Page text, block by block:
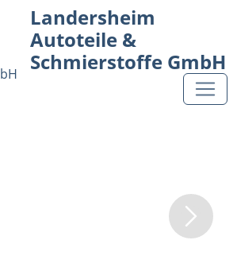
Landersheim
Autoteile &
Schmierstoffe GmbH